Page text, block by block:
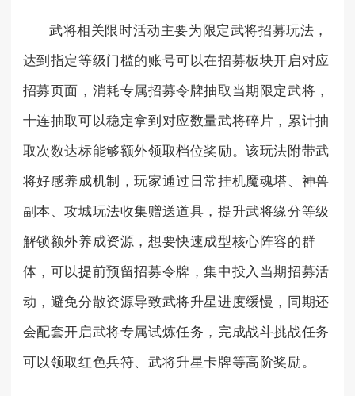
武将相关限时活动主要为限定武将招募玩法，
达到指定等级门槛的账号可以在招募板块开启对应
招募页面，消耗专属招募令牌抽取当期限定武将，
十连抽取可以稳定拿到对应数量武将碎片，累计抽
取次数达标能够额外领取档位奖励。该玩法附带武
将好感养成机制，玩家通过日常挂机魔魂塔、神兽
副本、攻城玩法收集赠送道具，提升武将缘分等级
解锁额外养成资源，想要快速成型核心阵容的群
体，可以提前预留招募令牌，集中投入当期招募活
动，避免分散资源导致武将升星进度缓慢，同期还
会配套开启武将专属试炼任务，完成战斗挑战任务
可以领取红色兵符、武将升星卡牌等高阶奖励。